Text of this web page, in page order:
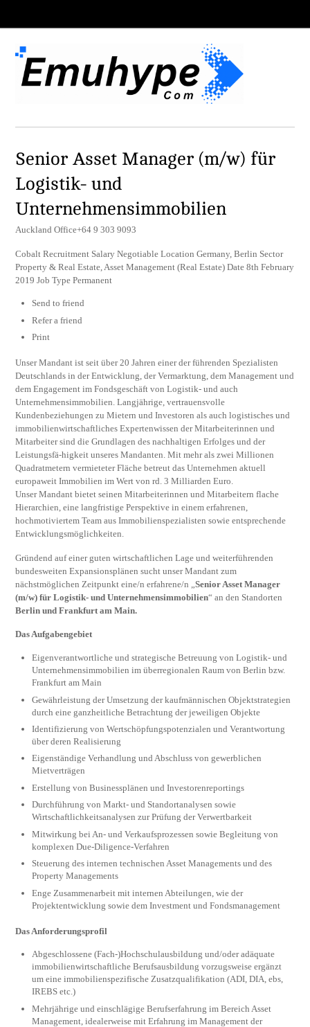
Senior Asset Manager (m/w) für
Logistik- und
Unternehmensimmobilien
Auckland Office+64 9 303 9093
Cobalt Recruitment Salary Negotiable Location Germany, Berlin Sector
Property & Real Estate, Asset Management (Real Estate) Date 8th February
2019 Job Type Permanent
Send to friend
Refer a friend
Print
Unser Mandant ist seit über 20 Jahren einer der führenden Spezialisten
Deutschlands in der Entwicklung, der Vermarktung, dem Management und
dem Engagement im Fondsgeschäft von Logistik- und auch
Unternehmensimmobilien. Langjährige, vertrauensvolle
Kundenbeziehungen zu Mietern und Investoren als auch logistisches und
immobilienwirtschaftliches Expertenwissen der Mitarbeiterinnen und
Mitarbeiter sind die Grundlagen des nachhaltigen Erfolges und der
Leistungsfä-higkeit unseres Mandanten. Mit mehr als zwei Millionen
Quadratmetern vermieteter Fläche betreut das Unternehmen aktuell
europaweit Immobilien im Wert von rd. 3 Milliarden Euro.
Unser Mandant bietet seinen Mitarbeiterinnen und Mitarbeitern flache
Hierarchien, eine langfristige Perspektive in einem erfahrenen,
hochmotiviertem Team aus Immobilienspezialisten sowie entsprechende
Entwicklungsmöglichkeiten.
Gründend auf einer guten wirtschaftlichen Lage und weiterführenden
bundesweiten Expansionsplänen sucht unser Mandant zum
nächstmöglichen Zeitpunkt eine/n erfahrene/n „Senior Asset Manager
(m/w) für Logistik- und Unternehmensimmobilien“ an den Standorten
Berlin und Frankfurt am Main.
Das Aufgabengebiet
Eigenverantwortliche und strategische Betreuung von Logistik- und
Unternehmensimmobilien im überregionalen Raum von Berlin bzw.
Frankfurt am Main
Gewährleistung der Umsetzung der kaufmännischen Objektstrategien
durch eine ganzheitliche Betrachtung der jeweiligen Objekte
Identifizierung von Wertschöpfungspotenzialen und Verantwortung
über deren Realisierung
Eigenständige Verhandlung und Abschluss von gewerblichen
Mietverträgen
Erstellung von Businessplänen und Investorenreportings
Durchführung von Markt- und Standortanalysen sowie
Wirtschaftlichkeitsanalysen zur Prüfung der Verwertbarkeit
Mitwirkung bei An- und Verkaufsprozessen sowie Begleitung von
komplexen Due-Diligence-Verfahren
Steuerung des internen technischen Asset Managements und des
Property Managements
Enge Zusammenarbeit mit internen Abteilungen, wie der
Projektentwicklung sowie dem Investment und Fondsmanagement
Das Anforderungsprofil
Abgeschlossene (Fach-)Hochschulausbildung und/oder adäquate
immobilienwirtschaftliche Berufsausbildung vorzugsweise ergänzt
um eine immobilienspezifische Zusatzqualifikation (ADI, DIA, ebs,
IREBS etc.)
Mehrjährige und einschlägige Berufserfahrung im Bereich Asset
Management, idealerweise mit Erfahrung im Management der